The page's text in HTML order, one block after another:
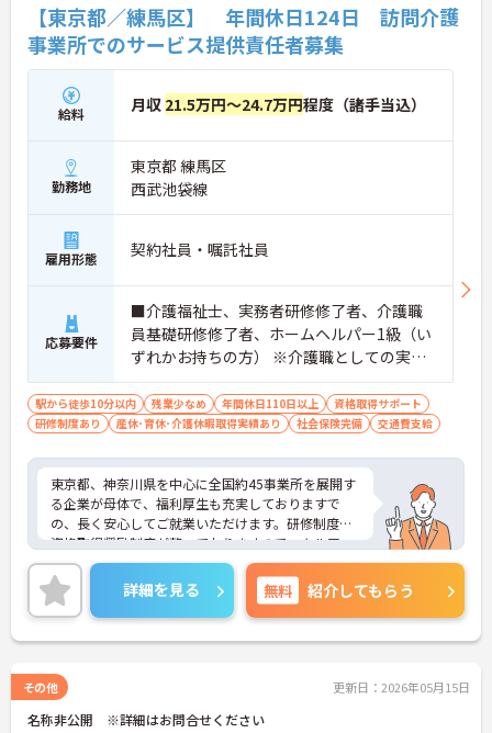
【東京都／練馬区】 年間休日124日 訪問介護
事業所でのサービス提供責任者募集
給料 月収 21.5万円～24.7万円程度（諸手当込）
勤務地
東京都 練馬区
西武池袋線
雇用形態 契約社員・嘱託社員
応募要件
■介護福祉士、実務者研修修了者、介護職
員基礎研修修了者、ホームヘルパー1級（い
ずれかお持ちの方） ※介護職としての実務
経験者 ※サービス提供責任者・訪問介護員
としての実務経験者歓迎
駅から徒歩10分以内 残業少なめ 年間休日110日以上
資格取得サポート
研修制度あり
産休･育休･介護休暇取得実績あり 社会保険完備 交通費支給
東京都、神奈川県を中心に全国約45事業所を展開す
る企業が母体で、福利厚生も充実しておりますで
の、長く安心してご就業いただけます。研修制度や
資格取得奨励制度が整っておりますのでスキルアッ
プも目指せる環境です。
ご興味のある方は是非お気軽にお問い合わせ下さ
い。
詳細を見る 無料 紹介してもらう
その他 更新日：2026年05月15日
名称非公開 ※詳細はお問合せください